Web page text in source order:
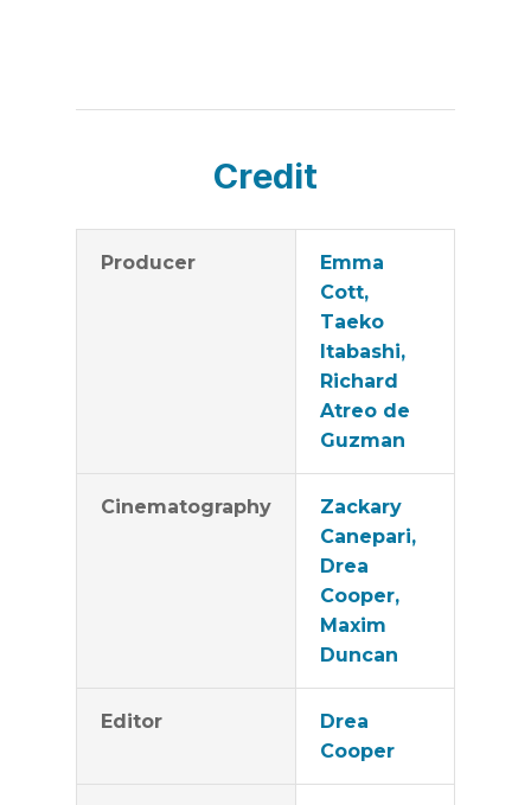
Credit
Producer
Emma
Cott,
Taeko
Itabashi,
Richard
Atreo de
Guzman
Cinematography
Zackary
Canepari,
Drea
Cooper,
Maxim
Duncan
Editor
Drea
Cooper